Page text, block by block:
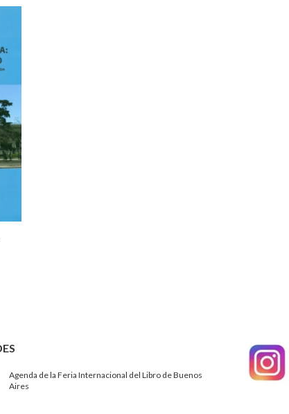
Agenda de la Feria Internacional del Libro de Buenos
Aires